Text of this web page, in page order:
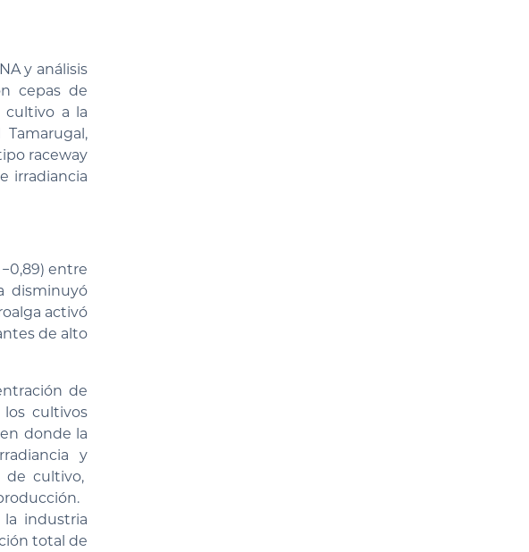
y análisis
cepas de
cultivo a la
raceway
irradiancia
entre
disminuyó
activó
de alto
de
los cultivos
donde la
y
de cultivo,
industria
total de